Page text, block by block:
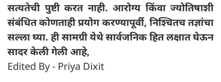
सत्यतेची पुष्टी करत नाही. आरोग्य किंवा ज्योतिषाशी
संबंधित कोणताही प्रयोग करण्यापूर्वी, निश्चितच तज्ञांचा
सल्ला घ्या. ही सामग्री येथे सार्वजनिक हित लक्षात घेऊन
सादर केली गेली आहे,
Edited By - Priya Dixit